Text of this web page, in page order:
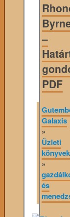
–
PDF
Galaxis
»
Üzleti
könyvek
»
és